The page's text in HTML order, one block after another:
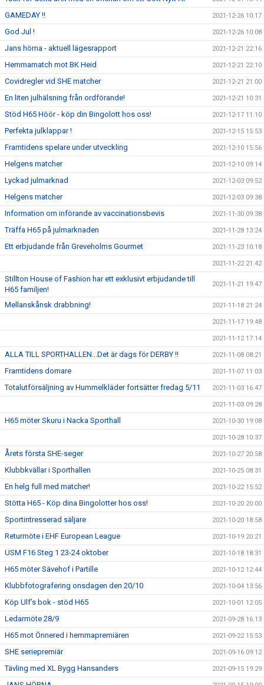
GAMEDAY !! 2021-12-26 10:17
God Jul ! 2021-12-26 10:08
Jans hörna - aktuell lägesrapport 2021-12-21 22:16
Hemmamatch mot BK Heid 2021-12-21 22:10
Covidregler vid SHE matcher 2021-12-21 21:00
En liten julhälsning från ordförande! 2021-12-21 10:31
Stöd H65 Höör - köp din Bingolott hos oss! 2021-12-17 11:10
Perfekta julklappar ! 2021-12-15 15:53
Framtidens spelare under utveckling 2021-12-10 15:56
Helgens matcher 2021-12-10 09:14
Lyckad julmarknad 2021-12-03 09:52
Helgens matcher 2021-12-03 09:38
Information om införande av vaccinationsbevis 2021-11-30 09:38
Träffa H65 på julmarknaden 2021-11-28 13:24
Ett erbjudande från Greveholms Gourmet 2021-11-23 10:18
2021-11-22 21:42
Stillton House of Fashion har ett exklusivt erbjudande till
H65 familjen!
2021-11-21 19:47
Mellanskånsk drabbning! 2021-11-18 21:24
2021-11-17 19:48
2021-11-12 17:14
ALLA TILL SPORTHALLEN...Det är dags för DERBY !! 2021-11-08 08:21
Framtidens domare 2021-11-07 11:03
Totalutförsäljning av Hummelkläder fortsätter fredag 5/11 2021-11-03 16:47
2021-11-03 09:28
H65 möter Skuru i Nacka Sporthall 2021-10-30 19:08
2021-10-28 10:37
Årets första SHE-seger 2021-10-27 20:58
Klubbkvällar i Sporthallen 2021-10-25 08:31
En helg full med matcher! 2021-10-22 15:52
Stötta H65 - Köp dina Bingolotter hos oss! 2021-10-20 20:00
Sportintresserad säljare 2021-10-20 18:58
Returmöte i EHF European League 2021-10-19 20:21
USM F16 Steg 1 23-24 oktober 2021-10-18 18:31
H65 möter Sävehof i Partille 2021-10-12 12:44
Klubbfotografering onsdagen den 20/10 2021-10-04 13:56
Köp Ulf’s bok - stöd H65 2021-10-01 12:05
Ledarmöte 28/9 2021-09-28 16:13
H65 mot Önnered i hemmapremiären 2021-09-22 15:53
SHE seriepremiär 2021-09-16 09:12
Tävling med XL Bygg Hansanders 2021-09-15 19:29